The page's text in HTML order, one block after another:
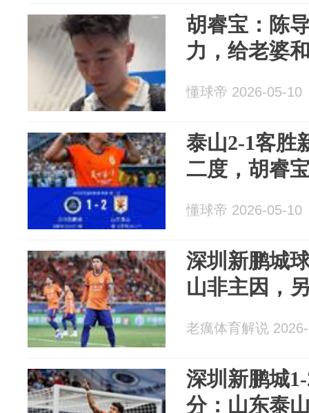
胡睿宝：陈
力，给老婆
懂球帝 2026-05-10
泰山2-1客胜
二度，胡睿
懂球帝 2026-05-10
深圳新鹏城
山非主因，
老癘体育解说
深圳新鹏城
分：山东泰